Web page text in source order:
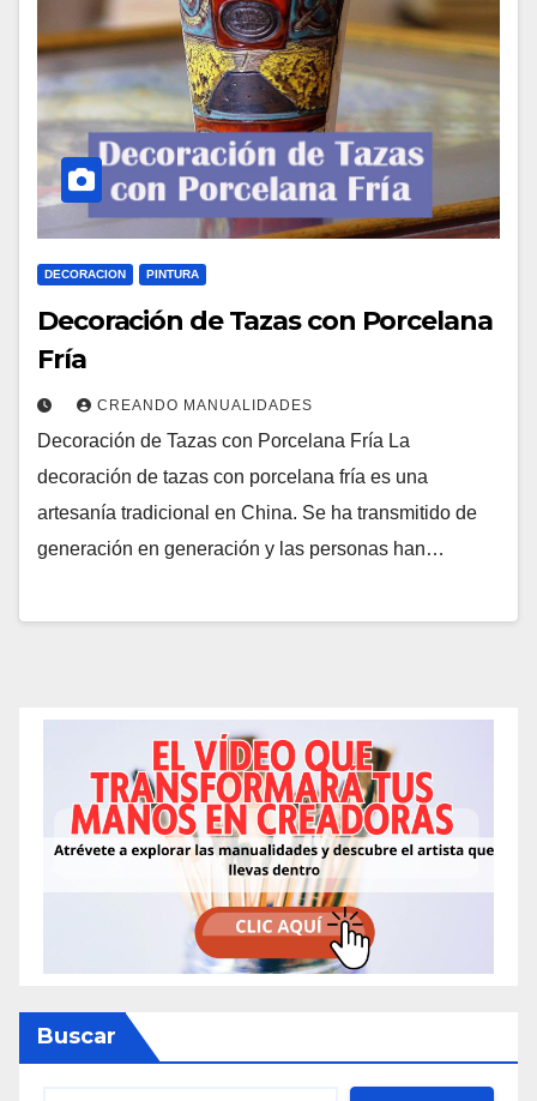
DECORACION PINTURA
Decoración de Tazas con Porcelana
Fría
CREANDO MANUALIDADES
Decoración de Tazas con Porcelana Fría La
decoración de tazas con porcelana fría es una
artesanía tradicional en China. Se ha transmitido de
generación en generación y las personas han…
Buscar